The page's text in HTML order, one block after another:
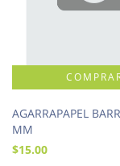
AGARRAPAPEL
MM
$15.00